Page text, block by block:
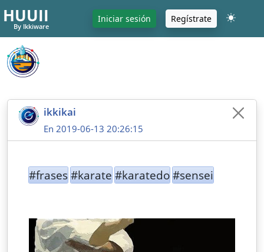
HUUII
By Ikkiware
Iniciar sesión Regístrate
ikkikai
En 2019-06-13 20:26:15
#frases#karate #karatedo#sensei